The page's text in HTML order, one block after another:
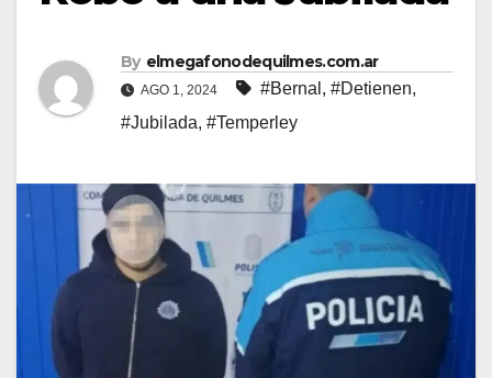
By elmegafonodequilmes.com.ar
AGO 1, 2024 #Bernal , #Detienen,
#Jubilada, #Temperley